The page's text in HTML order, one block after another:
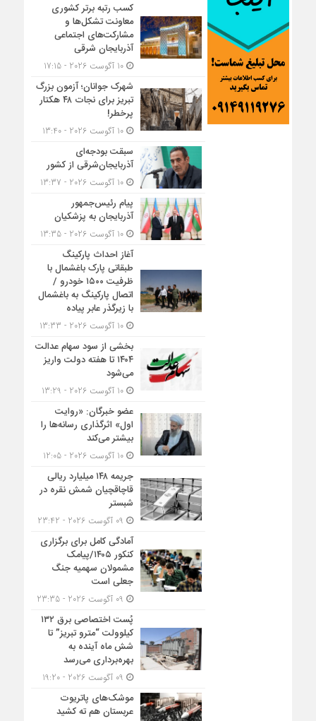
کسب رتبه برتر کشوری
معاونت تشکل‌ها و
مشارکت‌های اجتماعی
آذربایجان شرقی
10 آگوست 2026 - 17:15
شهرک جوانان؛ آزمون بزرگ
تبریز برای نجات ۴۸ هکتار
پرخطر!
10 آگوست 2026 - 13:40
سبقت بودجه‌ای
آذربایجان‌شرقی از کشور
10 آگوست 2026 - 13:37
پیام رئیس‌جمهور
آذربایجان به پزشکیان
10 آگوست 2026 - 13:35
آغاز احداث پارکینگ
طبقاتی پارک باغشمال با
ظرفیت ۱۵۰۰ خودرو /
اتصال پارکینگ به باغشمال
با زیرگذر عابر پیاده
10 آگوست 2026 - 13:33
بخشی از سود سهام عدالت
۱۴۰۴ تا هفته دولت واریز
می‌شود
10 آگوست 2026 - 13:29
عضو خبرگان: «روایت
اول» اثرگذاری رسانه‌ها را
بیشتر می‌کند
10 آگوست 2026 - 12:05
جریمه ۱۴۸ میلیارد ریالی
قاچاقچیان شمش نقره در
شبستر
آمادگی کامل برای برگزاری
کنکور ۱۴۰۵/پیامک
مشمولان سهمیه جنگ
جعلی است
پُست اختصاصی برق ۱۳۲
کیلوولت “مترو تبریز” تا
شش ماه آینده به
بهره‌برداری می‌رسد
موشک‌های پاتریوت
عربستان هم ته‌ کشید